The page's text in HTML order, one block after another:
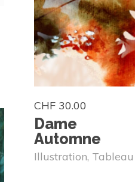
CHF 30.00
Dame
Automne
Illustration, Tableau